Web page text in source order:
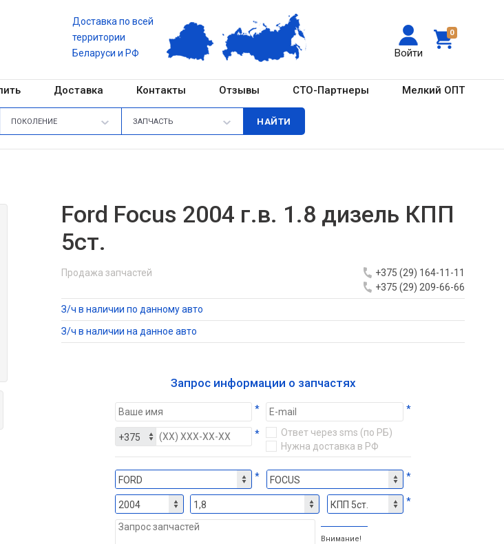
0
Войти
Доставка по всей
территории
Беларуси и РФ
Доставка Контакты Отзывы СТО-Партнеры Мелкий ОПТ
ПОКОЛЕНИЕ ЗАПЧАСТЬ
Ford Focus 2004 г.в. 1.8 дизель КПП
5ст.
Продажа запчастей
+375 (29) 164-11-11
+375 (29) 209-66-66
З/ч в наличии по данному авто
З/ч в наличии на данное авто
Запрос информации о запчастях
* *
*
Ответ через sms (по РБ)
Нужна доставка в РФ
* *
*
Внимание!